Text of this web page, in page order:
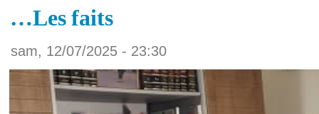
…Les faits
sam, 12/07/2025 - 23:30